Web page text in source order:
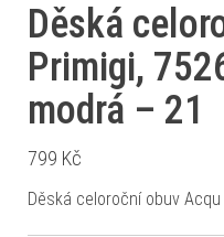
Děská
Primigi,
modrá – 21
799 Kč
Děská celoroční obuv